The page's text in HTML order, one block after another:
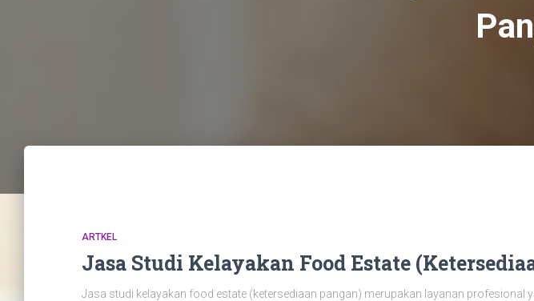
ARTKEL
Jasa Studi Kelayakan Food Estate
Jasa studi kelayakan food estate (ketersediaan pangan) merupakan layanan profesional